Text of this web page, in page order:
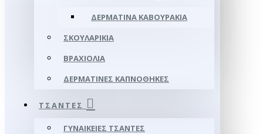
ΔΕΡΜΆΤΙΝΑ ΚΑΒΟΥΡΆΚΙΑ
ΣΚΟΥΛΑΡΊΚΙΑ
ΒΡΑΧΙΌΛΙΑ
ΔΕΡΜΆΤΙΝΕΣ ΚΑΠΝΟΘΉΚΕΣ
ΤΣΆΝΤΕΣ
ΓΥΝΑΙΚΕΊΕΣ ΤΣΆΝΤΕΣ